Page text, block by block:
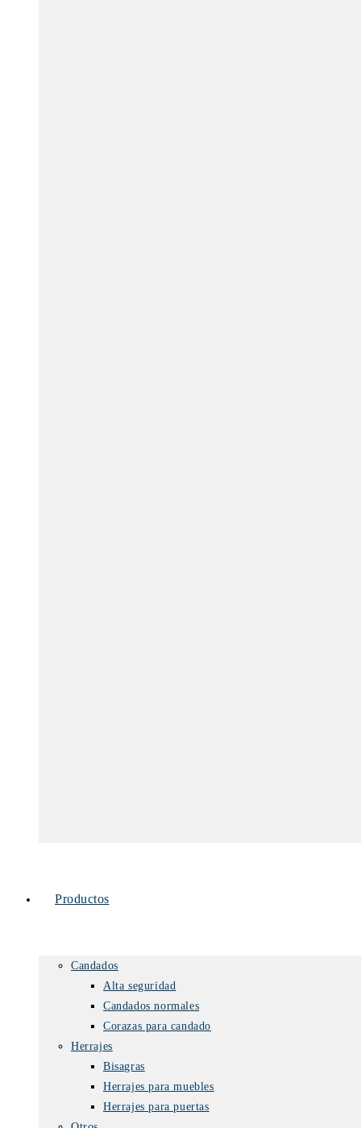
Productos
Candados
Alta seguridad
Candados normales
Corazas para candado
Herrajes
Bisagras
Herrajes para muebles
Herrajes para puertas